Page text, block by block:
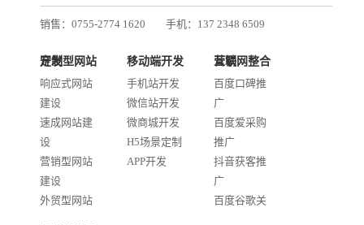
销售：0755-2774 1620
手机：137 2348 6509
邮箱：services@jiasuweb.com
定制型网站开发
响应式网站
建设
速成网站建
设
营销型网站
建设
外贸型网站
移动端开发
手机站开发
微信站开发
微商城开发
H5场景定制
APP开发
互联网整合营销
百度口碑推
广
百度爱采购
推广
抖音获客推
广
百度谷歌关